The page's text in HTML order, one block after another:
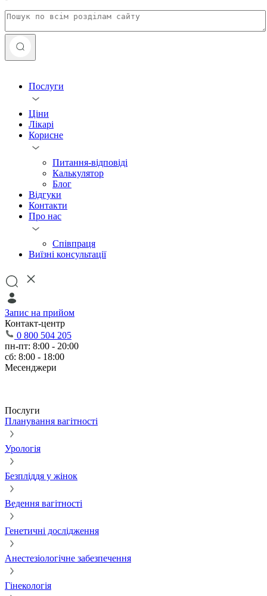
Послуги
Ціни
Лікарі
Корисне
Питання-відповіді
Калькулятор
Блог
Відгуки
Контакти
Про нас
Співпраця
Виїзні консультації
Запис на прийом
Контакт-центр
0 800 504 205
пн-пт: 8:00 - 20:00
сб: 8:00 - 18:00
Месенджери
Послуги
Планування вагітності
Урологія
Безпліддя у жінок
Ведення вагітності
Генетичні дослідження
Анестезіологічне забезпечення
Гінекологія